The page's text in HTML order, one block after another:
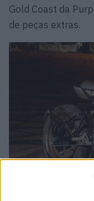
Gold Coast da
de peças extras.